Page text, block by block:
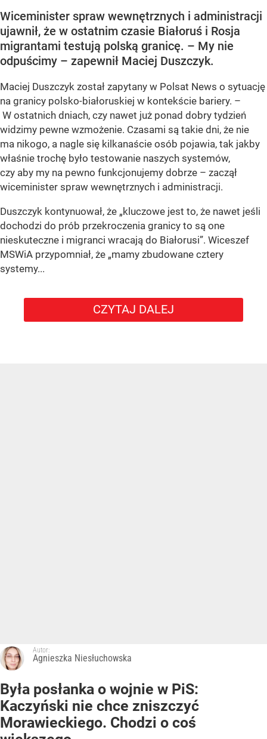
Wiceminister spraw wewnętrznych i administracji
ujawnił, że w ostatnim czasie Białoruś i Rosja
migrantami testują polską granicę. – My nie
odpuścimy – zapewnił Maciej Duszczyk.
Maciej Duszczyk został zapytany w Polsat News o sytuację
na granicy polsko-białoruskiej w kontekście bariery. –
W ostatnich dniach, czy nawet już ponad dobry tydzień
widzimy pewne wzmożenie. Czasami są takie dni, że nie
ma nikogo, a nagle się kilkanaście osób pojawia, tak jakby
właśnie trochę było testowanie naszych systemów,
czy aby my na pewno funkcjonujemy dobrze – zaczął
wiceminister spraw wewnętrznych i administracji.
Duszczyk kontynuował, że „kluczowe jest to, że nawet jeśli
dochodzi do prób przekroczenia granicy to są one
nieskuteczne i migranci wracają do Białorusi”. Wiceszef
MSWiA przypomniał, że „mamy zbudowane cztery
systemy...
CZYTAJ DALEJ
Autor:
Agnieszka Niesłuchowska
Była posłanka o wojnie w PiS:
Kaczyński nie chce zniszczyć
Morawieckiego. Chodzi o coś